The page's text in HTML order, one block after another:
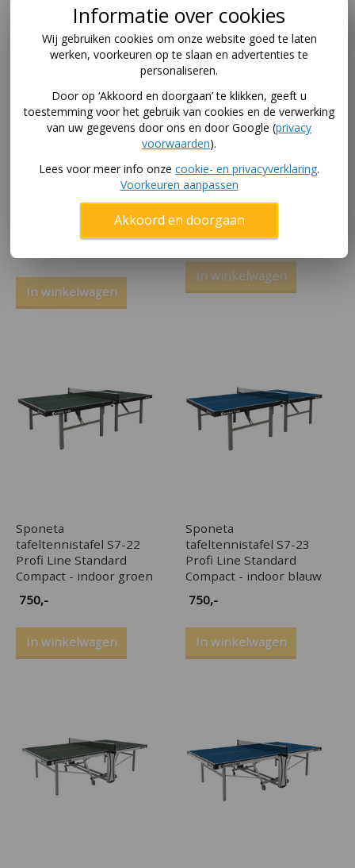
Sponeta
tafeltennistafel S6-13i
In winkelwagen
Sponeta
tafeltennistafel S6-53 i
750,-
In winkelwagen
Sponeta
tafeltennistafel S7-22
Profi Line Standard
Compact - indoor groen
750,-
In winkelwagen
Sponeta
tafeltennistafel S7-23
Profi Line Standard
Compact - indoor blauw
750,-
In winkelwagen
Informatie over cookies
Wij gebruiken cookies om onze website goed te laten
werken, voorkeuren op te slaan en advertenties te
personaliseren.
Door op ‘Akkoord en doorgaan’ te klikken, geeft u
toestemming voor het gebruik van cookies en de verwerking
van uw gegevens door ons en door Google (privacy
voorwaarden).
Lees voor meer info onze cookie- en privacyverklaring.
Voorkeuren aanpassen
Akkoord en doorgaan